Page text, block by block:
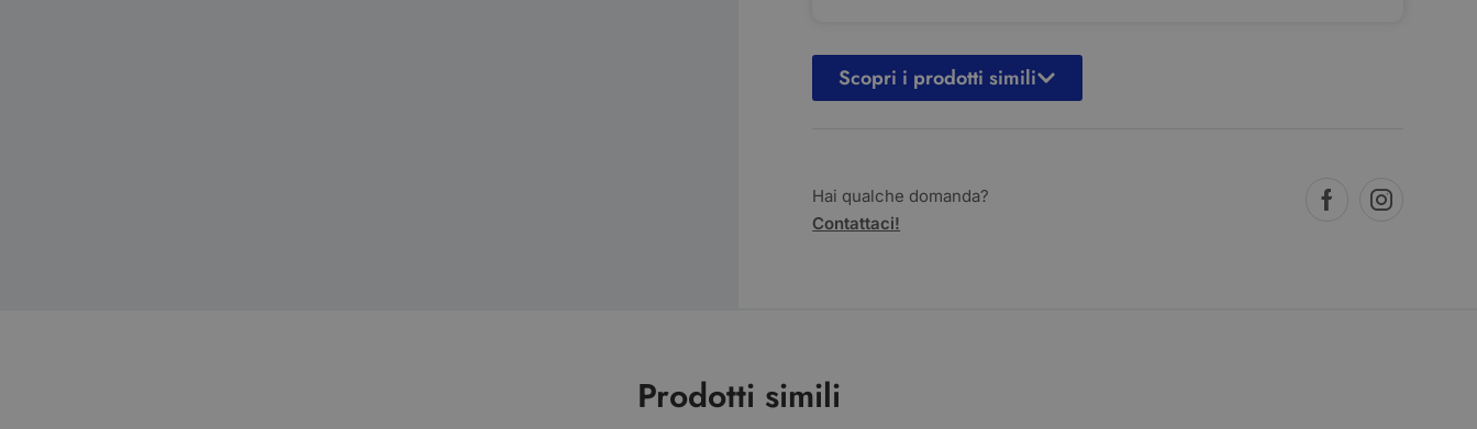
Scopri i prodotti simili
Hai qualche domanda?
Contattaci!
Prodotti simili